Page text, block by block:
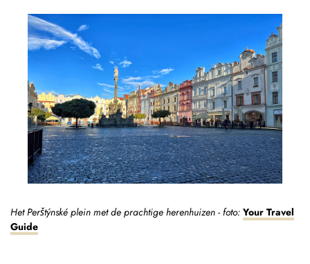
Het Perštýnské plein met de prachtige herenhuizen - foto: Your Travel
Guide